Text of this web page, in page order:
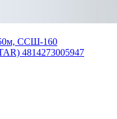
ССШ-160
4814273005947